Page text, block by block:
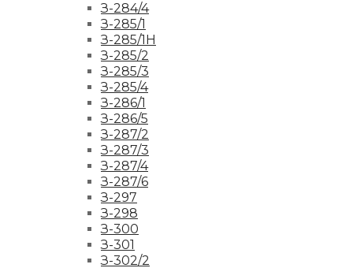
З-284/4
З-285/1
З-285/1Н
З-285/2
З-285/3
З-285/4
З-286/1
З-286/5
З-287/2
З-287/3
З-287/4
З-287/6
З-297
З-298
З-300
З-301
З-302/2